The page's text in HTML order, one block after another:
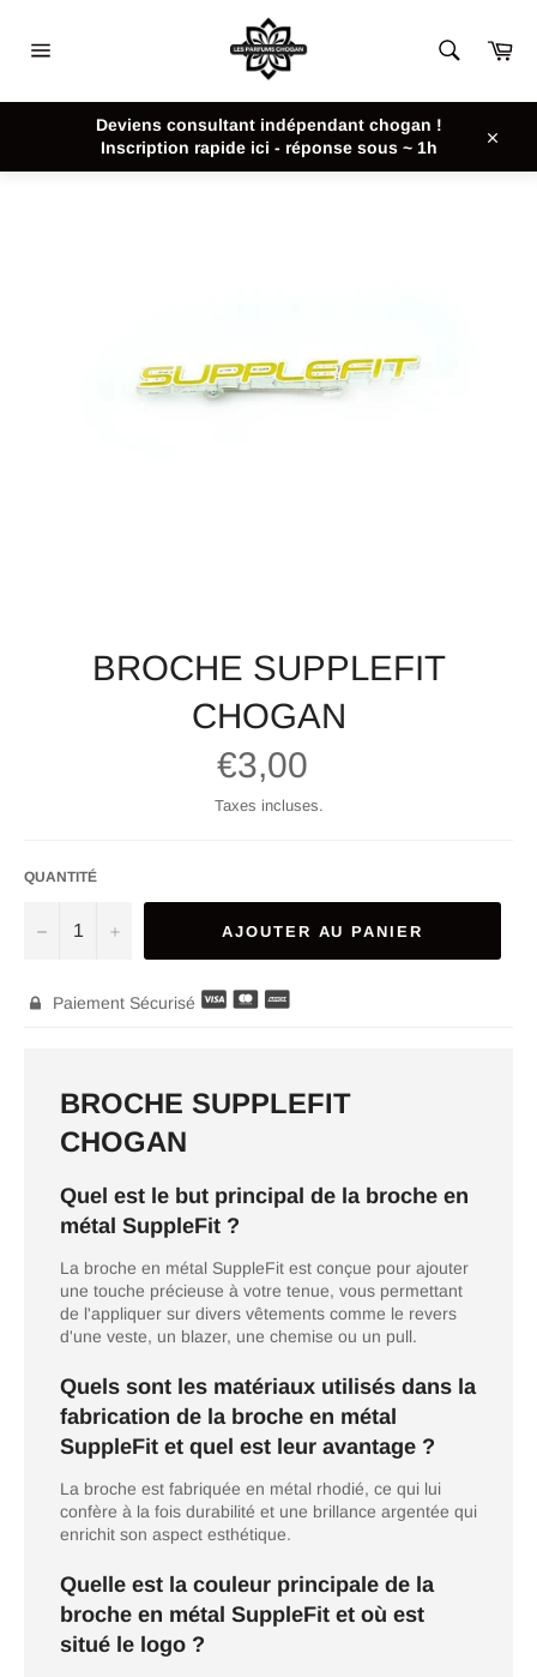
contenu
Deviens consultant indépendant chogan !
Inscription rapide ici - réponse sous ~ 1h
BROCHE SUPPLEFIT CHOGAN
BROCHE SUPPLEFIT
CHOGAN
Prix
régulier
€3,00
Taxes incluses.
QUANTITÉ
− + AJOUTER AU PANIER
 Paiement Sécurisé
BROCHE SUPPLEFIT
CHOGAN
Quel est le but principal de la broche en
métal SuppleFit ?
La broche en métal SuppleFit est conçue pour ajouter
une touche précieuse à votre tenue, vous permettant
de l'appliquer sur divers vêtements comme le revers
d'une veste, un blazer, une chemise ou un pull.
Quels sont les matériaux utilisés dans la
fabrication de la broche en métal
SuppleFit et quel est leur avantage ?
La broche est fabriquée en métal rhodié, ce qui lui
confère à la fois durabilité et une brillance argentée qui
enrichit son aspect esthétique.
Quelle est la couleur principale de la
broche en métal SuppleFit et où est
situé le logo ?